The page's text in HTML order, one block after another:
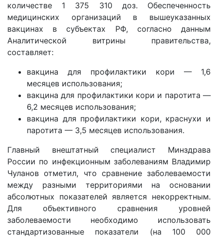
количестве 1 375 310 доз. Обеспеченность
медицинских организаций в вышеуказанных
вакцинах в субъектах РФ, согласно данным
Аналитической витрины правительства,
составляет:
вакцина для профилактики кори — 1,6
месяцев использования;
вакцина для профилактики кори и паротита —
6,2 месяцев использования;
вакцина для профилактики кори, краснухи и
паротита — 3,5 месяцев использования.
Главный внештатный специалист Минздрава
России по инфекционным заболеваниям Владимир
Чуланов отметил, что сравнение заболеваемости
между разными территориями на основании
абсолютных показателей является некорректным.
Для объективного сравнения уровней
заболеваемости необходимо использовать
стандартизованные показатели (на 100 000